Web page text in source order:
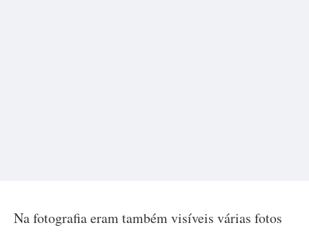
Na fotografia eram também visíveis várias fotos